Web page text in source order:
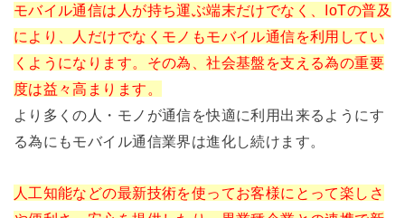
モバイル通信は人が持ち運ぶ端末だけでなく、IoTの普及
により、人だけでなくモノもモバイル通信を利用してい
くようになります。その為、社会基盤を支える為の重要
度は益々高まります。
より多くの人・モノが通信を快適に利用出来るようにす
る為にもモバイル通信業界は進化し続けます。
人工知能などの最新技術を使ってお客様にとって楽しさ